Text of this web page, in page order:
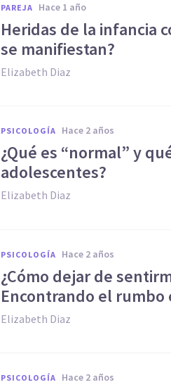
PAREJA hace 1 año
Heridas de la infancia
se manifiestan?
Elizabeth Diaz
PSICOLOGÍA hace 2 años
¿Qué es “normal” y
adolescentes?
Elizabeth Diaz
PSICOLOGÍA hace 2 años
¿Cómo dejar de
Encontrando el rumbo
Elizabeth Diaz
PSICOLOGÍA hace 2 años